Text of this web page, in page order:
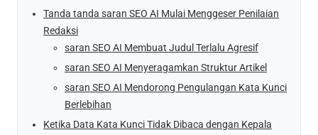
Tanda tanda saran SEO AI Mulai Menggeser Penilaian
Redaksi
saran SEO AI Membuat Judul Terlalu Agresif
saran SEO AI Menyeragamkan Struktur Artikel
saran SEO AI Mendorong Pengulangan Kata Kunci
Berlebihan
Ketika Data Kata Kunci Tidak Dibaca dengan Kepala